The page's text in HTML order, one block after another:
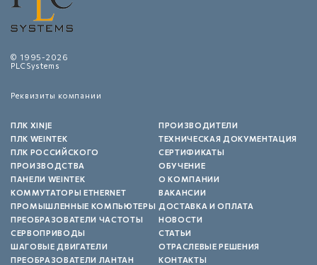
© 1995-2026
PLCSystems
Реквизиты компании
ПЛК XINJE
ПЛК WEINTEK
ПЛК РОССИЙСКОГО
ПРОИЗВОДСТВА
ПАНЕЛИ WEINTEK
КОММУТАТОРЫ ETHERNET
ПРОМЫШЛЕННЫЕ КОМПЬЮТЕРЫ
ПРЕОБРАЗОВАТЕЛИ ЧАСТОТЫ
СЕРВОПРИВОДЫ
ШАГОВЫЕ ДВИГАТЕЛИ
ПРЕОБРАЗОВАТЕЛИ ЛАНТАН
ПРОИЗВОДИТЕЛИ
ТЕХНИЧЕСКАЯ ДОКУМЕНТАЦИЯ
СЕРТИФИКАТЫ
ОБУЧЕНИЕ
О КОМПАНИИ
ВАКАНСИИ
ДОСТАВКА И ОПЛАТА
НОВОСТИ
СТАТЬИ
ОТРАСЛЕВЫЕ РЕШЕНИЯ
КОНТАКТЫ